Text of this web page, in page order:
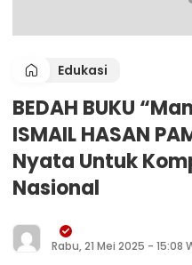
Edukasi
BEDAH BUKU
ISMAIL HASAN
Nyata Untuk
Nasional
Rabu, 21 Mei 2025 - 15:08